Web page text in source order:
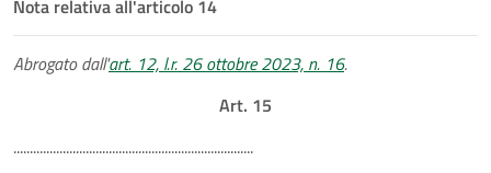
Nota relativa all'articolo 14
Abrogato dall'art. 12, l.r. 26 ottobre 2023, n. 16.
Art. 15
.........................................................................